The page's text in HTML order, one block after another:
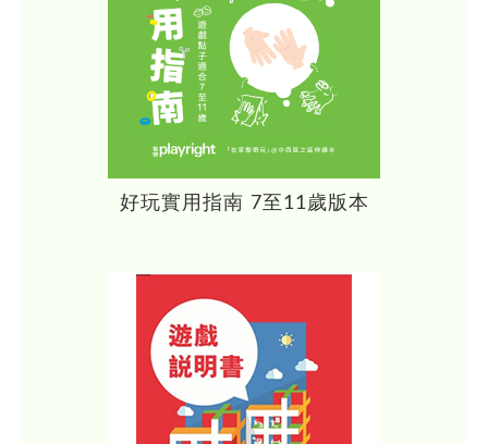
好玩實用指南 7至11歲版本